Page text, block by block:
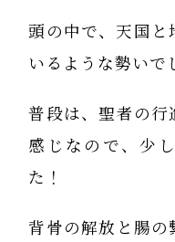
頭の中で、天国
いるような勢いで
普段は、聖者の
感じなので、少
た！
背骨の解放と腸